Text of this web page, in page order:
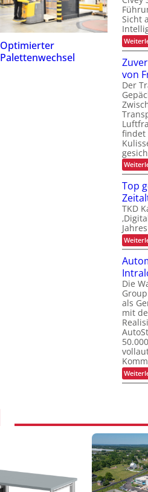
Optimierter
Palettenwechsel
Sicht
von
Der
findet
Top
TKD
Die
als
mit